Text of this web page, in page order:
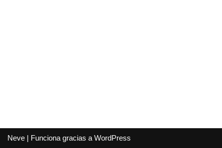
Neve | Funciona gracias a WordPress